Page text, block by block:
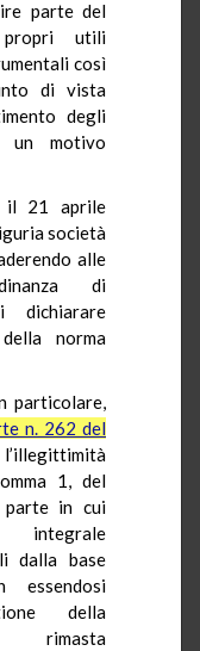
parte del
utili
così
di vista
degli
motivo
il 21 aprile
società
alle
di
dichiarare
norma
particolare,
n. 262 del
1, del
parte in cui
integrale
dalla base
essendosi
della
rimasta